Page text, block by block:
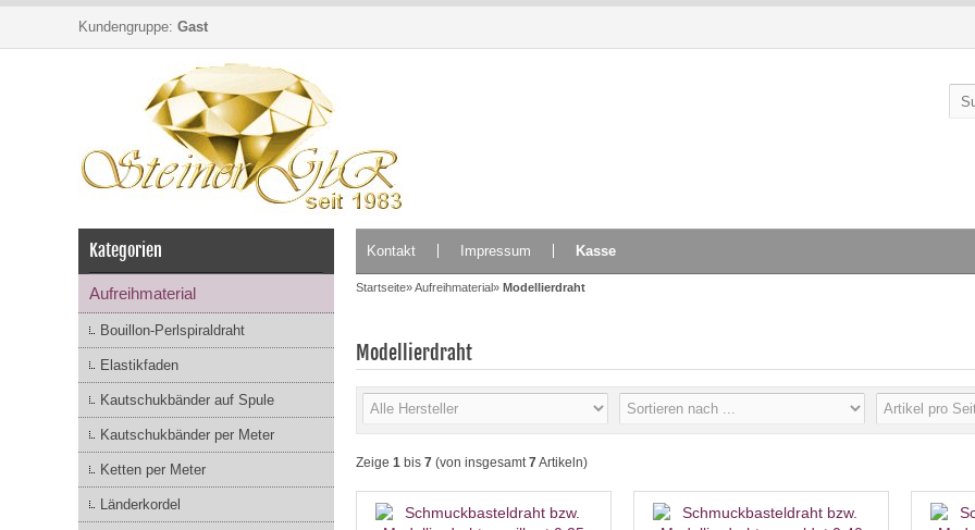
Kundengruppe: Gast
Kategorien
Aufreihmaterial
Bouillon-Perlspiraldraht
Elastikfaden
Kautschukbänder auf Spule
Kautschukbänder per Meter
Ketten per Meter
Länderkordel
Kontakt Impressum Kasse
Startseite»Aufreihmaterial» Modellierdraht
Modellierdraht
Zeige 1 bis 7 (von insgesamt7Artikeln)